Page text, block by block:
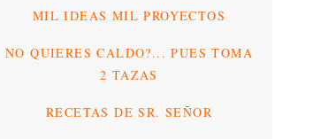
MIL IDEAS MIL PROYECTOS
NO QUIERES CALDO?... PUES TOMA
2 TAZAS
RECETAS DE SR. SEÑOR